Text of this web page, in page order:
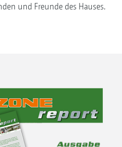
und Freunde des Hauses.